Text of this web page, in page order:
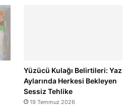
Yüzücü Kulağı Belirtileri: Yaz
Aylarında Herkesi Bekleyen
Sessiz Tehlike
19 Temmuz 2026